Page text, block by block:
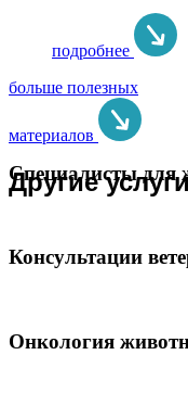
подробнее
больше полезных
материалов
Другие
Специалисты для
Консультации
Онкология